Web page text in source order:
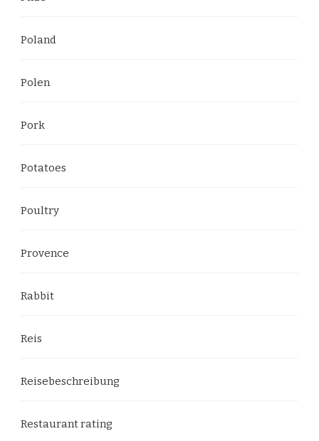
Poland
Polen
Pork
Potatoes
Poultry
Provence
Rabbit
Reis
Reisebeschreibung
Restaurant rating